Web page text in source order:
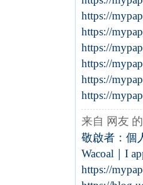
https://
https://
https://
https://
https://
https://
来自 网友
敬啟者：個
Wacoal｜I
https://